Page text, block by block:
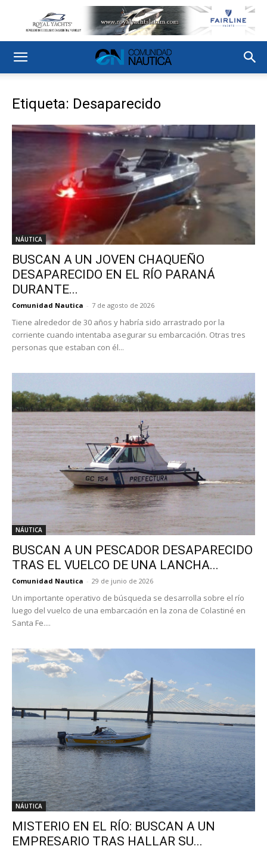
Etiqueta: Desaparecido
NÁUTICA
BUSCAN A UN JOVEN CHAQUEÑO
DESAPARECIDO EN EL RÍO PARANÁ
DURANTE...
Comunidad Nautica - 7 de agosto de 2026
Tiene alrededor de 30 años y habría sido arrastrado por la
corriente cuando intentaba asegurar su embarcación. Otras tres
personas que estaban con él...
NÁUTICA
BUSCAN A UN PESCADOR DESAPARECIDO
TRAS EL VUELCO DE UNA LANCHA...
Comunidad Nautica - 29 de junio de 2026
Un importante operativo de búsqueda se desarrolla sobre el río
luego del vuelco de una embarcación en la zona de Colastiné en
Santa Fe....
NÁUTICA
MISTERIO EN EL RÍO: BUSCAN A UN
EMPRESARIO TRAS HALLAR SU...